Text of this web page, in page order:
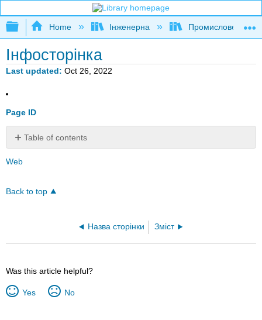
Expand/collapse global hierarchy
Home Інженерна Промислове та
Інфосторінка
Last updated Oct 26, 2022
Page ID
Table of contents
No
headers
Web
Back to top
Назва сторінки Зміст
Was this article helpful?
Yes No